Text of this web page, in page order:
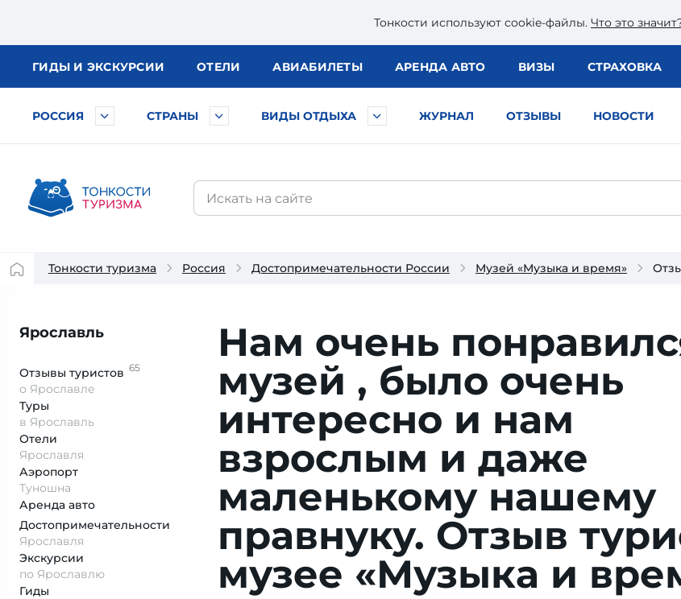
Тонкости используют сookie-файлы. Что это
ГИДЫ И ЭКСКУРСИИ ОТЕЛИ АВИАБИЛЕТЫ АРЕНДА АВТО ВИЗЫ СТРАХОВКА
РОССИЯ СТРАНЫ ВИДЫ ОТДЫХА ЖУРНАЛ ОТЗЫВЫ НОВОСТИ
Тонкости туризма Россия Достопримечательности России Музей «Музыка и время»
Ярославль
Отзывы туристов 65
о Ярославле
Туры
в Ярославль
Отели
Ярославля
Аэропорт
Туношна
Аренда авто
Достопримеча­тельности
Ярославля
Экскурсии
по Ярославлю
Гиды
Нам очень
музей , было очень
интересно и нам
взрослым и даже
маленькому нашему
правнуку. Отзыв
музее «Музыка и